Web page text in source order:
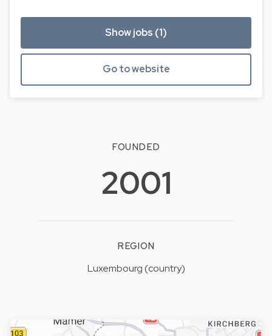
Show jobs (1)
Go to website
FOUNDED
2001
REGION
Luxembourg (country)